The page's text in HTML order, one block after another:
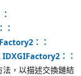
：：
IDXGIFactory2：：
法，以描述交換鏈結